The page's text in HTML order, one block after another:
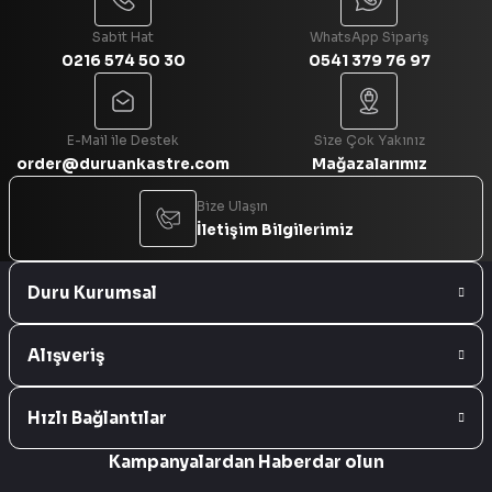
Sabit Hat
0216 574 50 30
WhatsApp Sipariş
0541 379 76 97
E-Mail ile Destek
order@duruankastre.com
Size Çok Yakınız
Mağazalarımız
Bize Ulaşın
İletişim Bilgilerimiz
Duru Kurumsal
Alışveriş
Hızlı Bağlantılar
Kampanyalardan Haberdar olun